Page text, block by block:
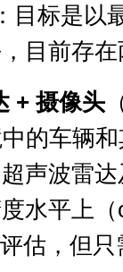
目标是以
目前存
+ 摄像头
的车辆
声波雷
水平上（
估，但